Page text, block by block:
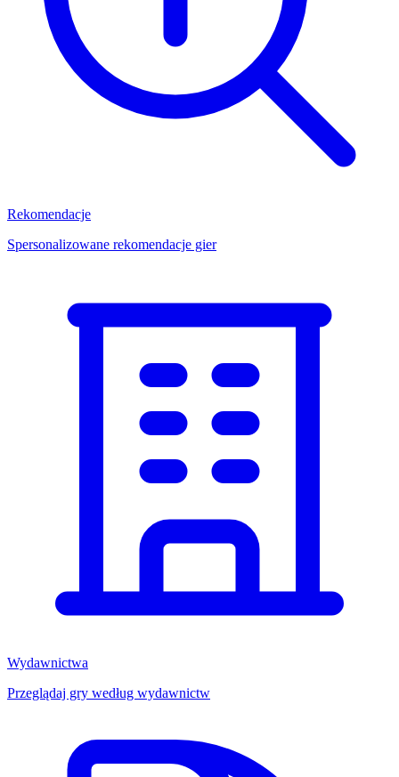
Rekomendacje
Spersonalizowane rekomendacje gier
Wydawnictwa
Przeglądaj gry według wydawnictw